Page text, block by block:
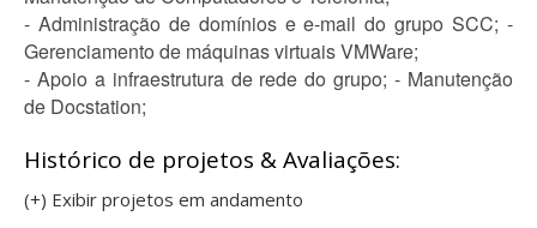
- Administração de domínios e e-mail do grupo SCC; -
Gerenciamento de máquinas virtuais VMWare;
- Apoio a infraestrutura de rede do grupo; - Manutenção
de Docstation;
Histórico de projetos & Avaliações:
(+) Exibir projetos em andamento